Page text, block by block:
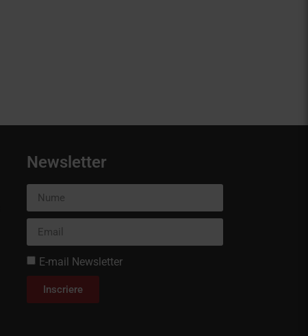
Newsletter
E-mail Newsletter
Inscriere